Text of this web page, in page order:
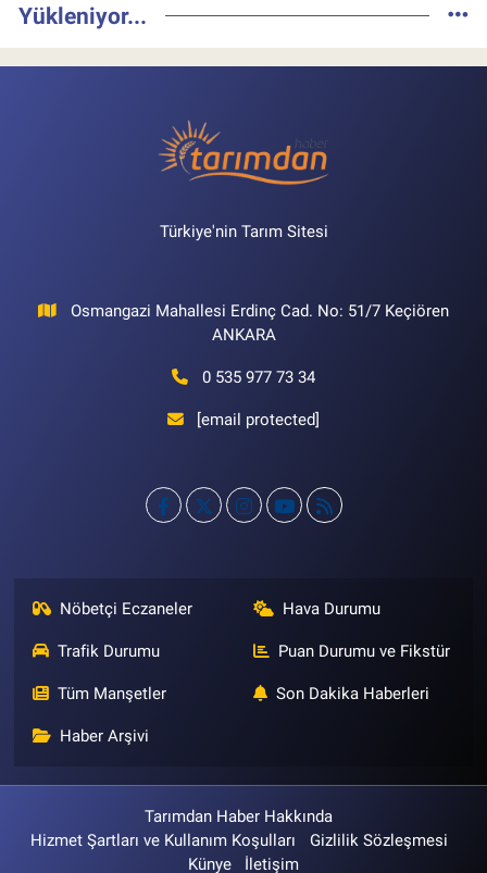
Yükleniyor...
Türkiye'nin Tarım Sitesi
Osmangazi Mahallesi Erdinç Cad. No: 51/7 Keçiören
ANKARA
0 535 977 73 34
[email protected]
Nöbetçi Eczaneler Hava Durumu
Trafik Durumu Puan Durumu ve Fikstür
Tüm Manşetler Son Dakika Haberleri
Haber Arşivi
Tarımdan Haber Hakkında
Hizmet Şartları ve Kullanım Koşulları
Gizlilik Sözleşmesi
Künye
İletişim